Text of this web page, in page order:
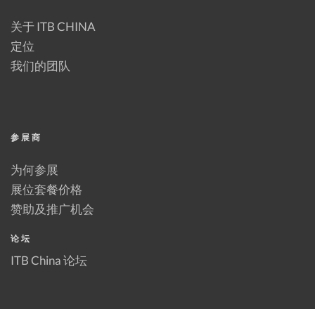
关于 ITB CHINA
定位
我们的团队
参展商
为何参展
展位套餐价格
赞助及推广机会
论坛
ITB China 论坛